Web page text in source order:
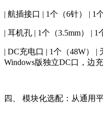
| 航插接口 | 1个（6针） | 1
| 耳机孔 | 1个（3.5mm） |
| DC充电口 | 1个（48W） |
Windows版独立DC口，边
四、 模块化选配：从通用